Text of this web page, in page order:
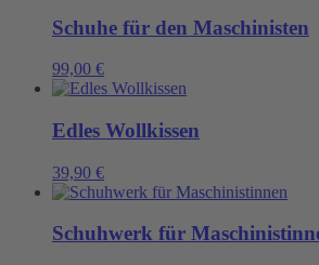
Schuhe für den Maschinisten
99,00 €
Edles Wollkissen
39,90 €
Schuhwerk für